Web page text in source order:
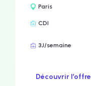
Paris
CDI
3J/semaine
Découvrir l’offre